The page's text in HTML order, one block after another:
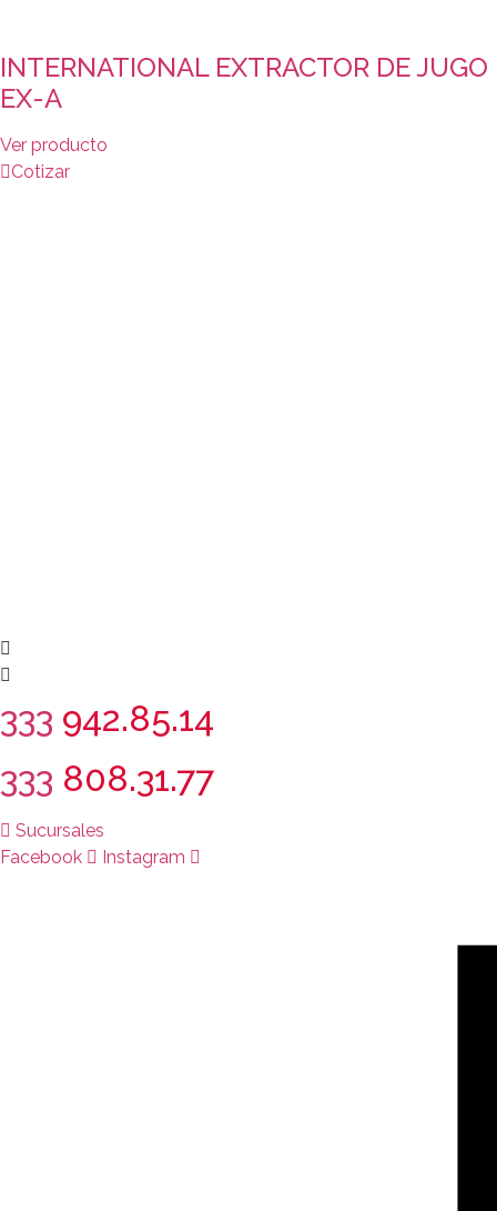
INTERNATIONAL EXTRACTOR DE JUGO
EX-A
Ver producto
Cotizar
333 942.85.14
333 808.31.77
Sucursales
Facebook
Instagram